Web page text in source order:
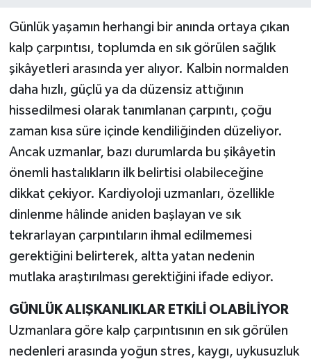
Günlük yaşamın herhangi bir anında ortaya çıkan
kalp çarpıntısı, toplumda en sık görülen sağlık
şikâyetleri arasında yer alıyor. Kalbin normalden
daha hızlı, güçlü ya da düzensiz attığının
hissedilmesi olarak tanımlanan çarpıntı, çoğu
zaman kısa süre içinde kendiliğinden düzeliyor.
Ancak uzmanlar, bazı durumlarda bu şikâyetin
önemli hastalıkların ilk belirtisi olabileceğine
dikkat çekiyor. Kardiyoloji uzmanları, özellikle
dinlenme hâlinde aniden başlayan ve sık
tekrarlayan çarpıntıların ihmal edilmemesi
gerektiğini belirterek, altta yatan nedenin
mutlaka araştırılması gerektiğini ifade ediyor.
GÜNLÜK ALIŞKANLIKLAR ETKİLİ OLABİLİYOR
Uzmanlara göre kalp çarpıntısının en sık görülen
nedenleri arasında yoğun stres, kaygı, uykusuzluk
MAGAZİN